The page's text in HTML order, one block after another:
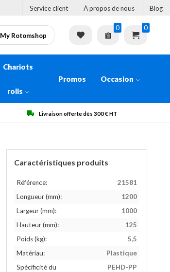
Service client À propos de nous Blog
My Rotomshop
0 0
Chariots
rolls
Promos Occasion
Livraison offerte dès 300 € HT
Caractéristiques produits
Référence:
21581
Longueur (mm):
1200
Largeur (mm):
1000
Hauteur (mm):
125
Poids (kg):
5,5
Matériau:
Plastique
Spécificité du
PEHD-PP